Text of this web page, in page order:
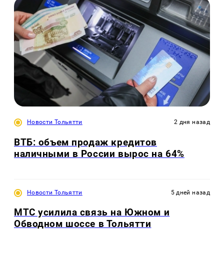
Новости Тольятти 2 дня назад
ВТБ: объем продаж кредитов
наличными в России вырос на 64%
Новости Тольятти 5 дней назад
МТС усилила связь на Южном и
Обводном шоссе в Тольятти